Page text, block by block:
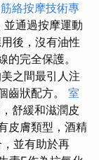
筋絡按摩技術專
通過按摩運動
後，沒有油性
完全保護。
之間最引人注
齒狀配方。 室
舒緩和滋潤皮
皮膚類型，酒精
並有助於再